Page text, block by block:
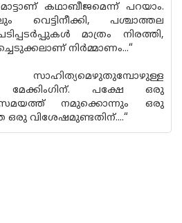
കഥാബീജമെന്ന് പറയാം.
പശ്ചാത്തല
മാത്രം നിരത്തി,
നിർമ്മാണം...“
സാഹിത്യമെഴുതുമ്പോഴുള്ള
മേക്കിംഗിന്. പക്ഷേ ഒരു
സമയത്ത് നമുക്കൊന്നും ഒരു
ഒരു വിശേഷമുണ്ടതിന്....“